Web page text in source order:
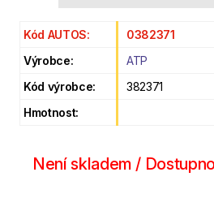
Kód AUTOS:
0382371
Výrobce:
ATP
Kód výrobce:
382371
Hmotnost:
Není skladem /